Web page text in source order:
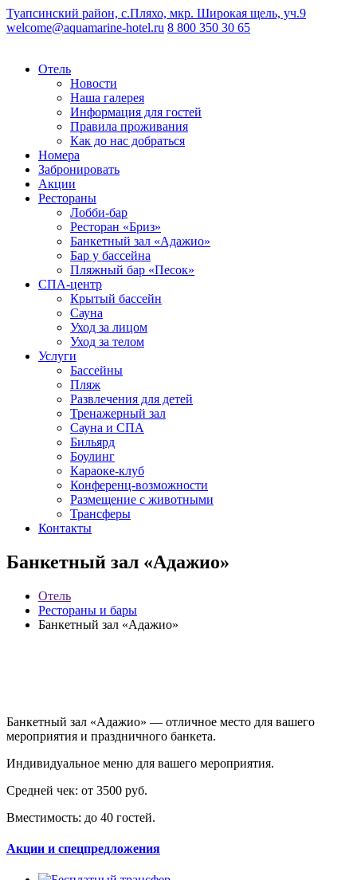
Туапсинский район, с.Пляхо, мкр. Широкая щель, уч.9
welcome@aquamarine-hotel.ru 8 800 350 30 65
Отель
Новости
Наша галерея
Информация для гостей
Правила проживания
Как до нас добраться
Номера
Забронировать
Акции
Рестораны
Лобби-бар
Ресторан «Бриз»
Банкетный зал «Адажио»
Бар у бассейна
Пляжный бар «Песок»
СПА-центр
Крытый бассейн
Сауна
Уход за лицом
Уход за телом
Услуги
Бассейны
Пляж
Развлечения для детей
Тренажерный зал
Сауна и СПА
Бильярд
Боулинг
Караоке-клуб
Конференц-возможности
Размещение с животными
Трансферы
Контакты
Банкетный зал «Адажио»
Отель
Рестораны и бары
Банкетный зал «Адажио»
Банкетный зал «Адажио» — отличное место для вашего
мероприятия и праздничного банкета.
Индивидуальное меню для вашего мероприятия.
Средней чек: от 3500 руб.
Вместимость: до 40 гостей.
Акции и спецпредложения